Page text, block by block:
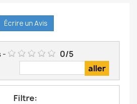
Écrire un Avis
- 0/5
Filtre: